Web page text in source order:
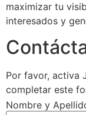
maximizar tu
interesados y
Por favor, activa
completar este
Nombre y